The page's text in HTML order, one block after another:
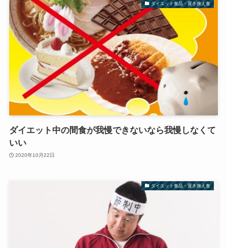
ダイエット食品・置き換え食
ダイエット中の間食が我慢できないなら我慢しなくて
いい
2020年10月22日
ダイエット食品・置き換え食